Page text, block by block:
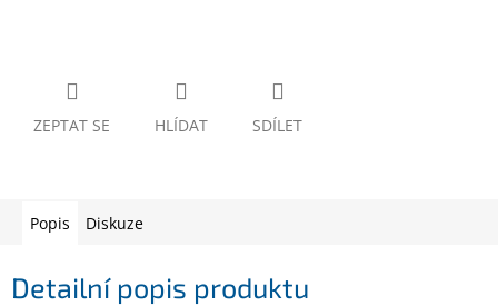
spotřebiče
ZEPTAT SE HLÍDAT SDÍLET
Popis Diskuze
Detailní popis produktu